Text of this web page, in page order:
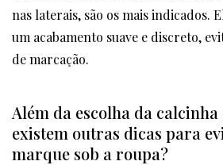
nas laterais, são os mais indicados.
um acabamento suave e discreto,
de marcação.
Além da escolha da calcinha
existem outras dicas para
marque sob a roupa?